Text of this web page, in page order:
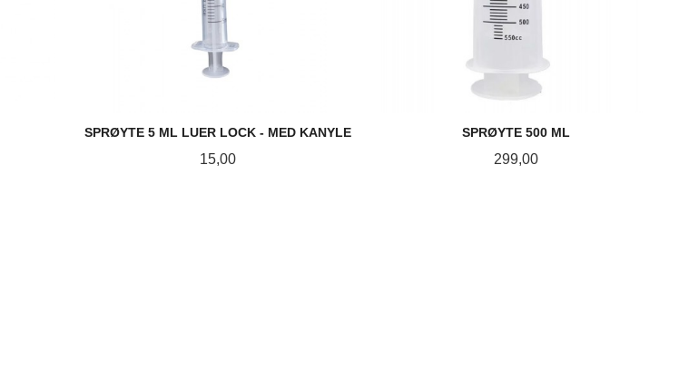
SPRØYTE 5 ML LUER LOCK - MED KANYLE
Pris
15,00
SPRØYTE 500 ML
Pris
299,00